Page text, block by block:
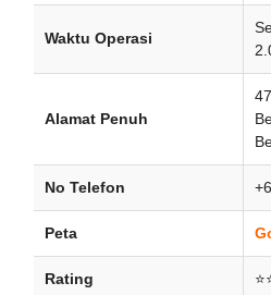
Waktu Operasi
Alamat Penuh
No Telefon
Peta
Rating